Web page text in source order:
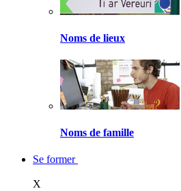
Noms de lieux
Noms de famille
Se former
X